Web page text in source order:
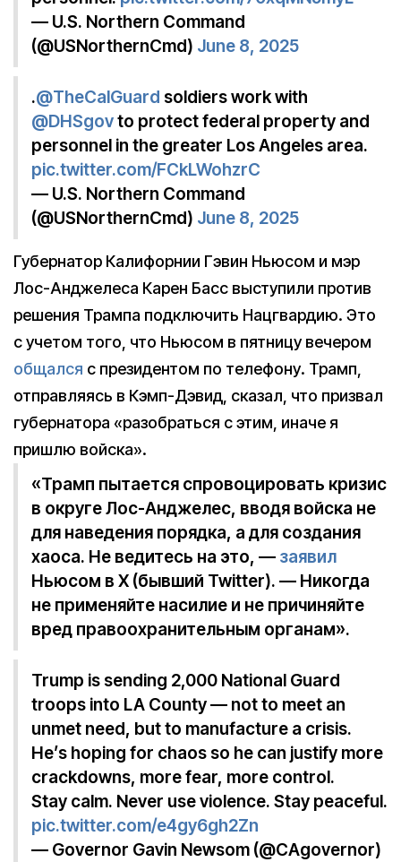
— U.S. Northern Command
(@USNorthernCmd) June 8, 2025
.@TheCalGuard soldiers work with
@DHSgovto protect federal property and
personnel in the greater Los Angeles area.
pic.twitter.com/FCkLWohzrC
— U.S. Northern Command
(@USNorthernCmd) June 8, 2025
Губернатор Калифорнии Гэвин Ньюсом и мэр
Лос-Анджелеса Карен Басс выступили против
решения Трампа подключить Нацгвардию. Это
с учетом того, что Ньюсом в пятницу вечером
общался с президентом по телефону. Трамп,
отправляясь в Кэмп-Дэвид, сказал, что призвал
губернатора «разобраться с этим, иначе я
пришлю войска».
«Трамп пытается спровоцировать кризис
в округе Лос-Анджелес, вводя войска не
для наведения порядка, а для создания
хаоса. Не ведитесь на это, — заявил
Ньюсом в X (бывший Twitter). — Никогда
не применяйте насилие и не причиняйте
вред правоохранительным органам».
Trump is sending 2,000 National Guard
troops into LA County — not to meet an
unmet need, but to manufacture a crisis.
He’s hoping for chaos so he can justify more
crackdowns, more fear, more control.
Stay calm. Never use violence. Stay peaceful.
pic.twitter.com/e4gy6gh2Zn
— Governor Gavin Newsom (@CAgovernor)